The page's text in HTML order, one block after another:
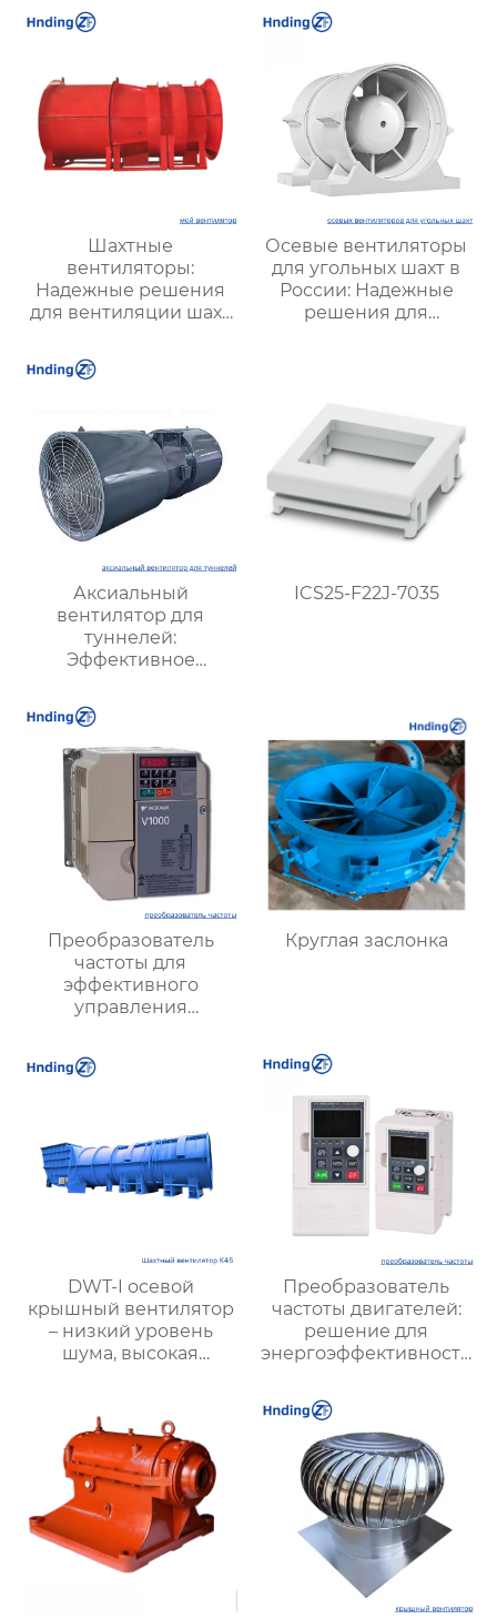
надежной вентиляции
оптимизации работы
Шахтные
вентиляторы:
Надежные решения
для вентиляции шахт
| Купить с доставкой
Осевые вентиляторы
для угольных шахт в
России: Надежные
решения для
Аксиальный
вентилятор для
туннелей:
Эффективное
вентиляции
подземных объектов и
шахт
ICS25-F22J-7035
Преобразователь
частоты для
эффективного
управления
и энергосбережение
Круглая заслонка
DWT-I осевой
крышный вентилятор
– низкий уровень
шума, высокая
безопасность и
энергоэффективность
Преобразователь
частоты двигателей:
решение для
энергоэффективности